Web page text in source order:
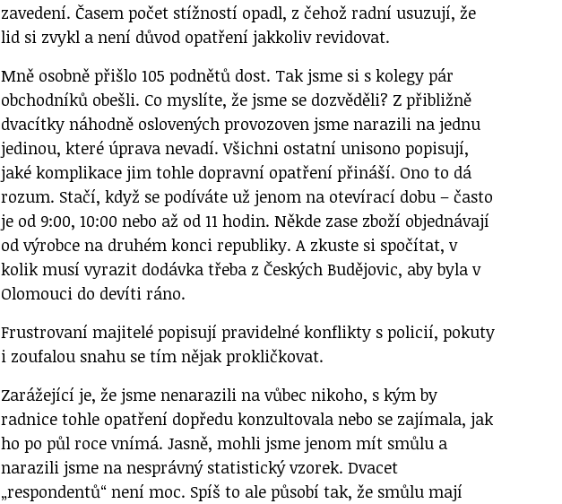
zavedení. Časem počet stížností opadl, z čehož radní usuzují, že
lid si zvykl a není důvod opatření jakkoliv revidovat.
Mně osobně přišlo 105 podnětů dost. Tak jsme si s kolegy pár
obchodníků obešli. Co myslíte, že jsme se dozvěděli? Z přibližně
dvacítky náhodně oslovených provozoven jsme narazili na jednu
jedinou, které úprava nevadí. Všichni ostatní unisono popisují,
jaké komplikace jim tohle dopravní opatření přináší. Ono to dá
rozum. Stačí, když se podíváte už jenom na otevírací dobu – často
je od 9:00, 10:00 nebo až od 11 hodin. Někde zase zboží objednávají
od výrobce na druhém konci republiky. A zkuste si spočítat, v
kolik musí vyrazit dodávka třeba z Českých Budějovic, aby byla v
Olomouci do devíti ráno.
Frustrovaní majitelé popisují pravidelné konflikty s policií, pokuty
i zoufalou snahu se tím nějak prokličkovat.
Zarážející je, že jsme nenarazili na vůbec nikoho, s kým by
radnice tohle opatření dopředu konzultovala nebo se zajímala, jak
ho po půl roce vnímá. Jasně, mohli jsme jenom mít smůlu a
narazili jsme na nesprávný statistický vzorek. Dvacet
„respondentů“ není moc. Spíš to ale působí tak, že smůlu mají